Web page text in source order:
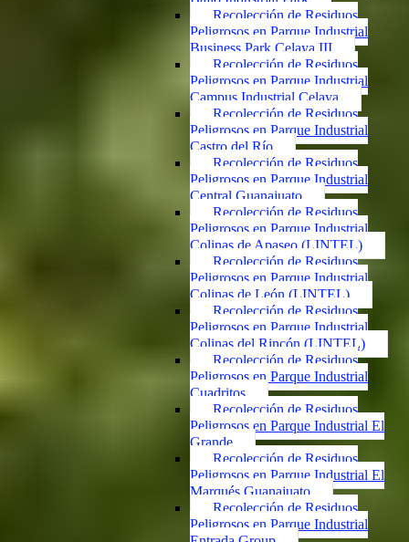
Recolección de Residuos
Peligrosos en Parque Industrial
Business Park Celaya III
Recolección de Residuos
Peligrosos en Parque Industrial
Campus Industrial Celaya
Recolección de Residuos
Peligrosos en Parque Industrial
Castro del Río
Recolección de Residuos
Peligrosos en Parque Industrial
Central Guanajuato
Recolección de Residuos
Peligrosos en Parque Industrial
Colinas de Apaseo (LINTEL)
Recolección de Residuos
Peligrosos en Parque Industrial
Colinas de León (LINTEL)
Recolección de Residuos
Peligrosos en Parque Industrial
Colinas del Rincón (LINTEL)
Recolección de Residuos
Peligrosos en Parque Industrial
Cuadritos
Recolección de Residuos
Peligrosos en Parque Industrial El
Grande
Recolección de Residuos
Peligrosos en Parque Industrial El
Marqués Guanajuato
Recolección de Residuos
Peligrosos en Parque Industrial